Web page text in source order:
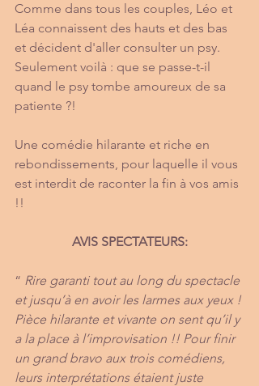
Comme dans tous les couples, Léo et
Léa connaissent des hauts et des bas
et décident d'aller consulter un psy.
Seulement voilà : que se passe-t-il
quand le psy tombe amoureux de sa
patiente ?!
Une comédie hilarante et riche en
rebondissements, pour laquelle il vous
est interdit de raconter la fin à vos amis
!!
AVIS SPECTATEURS:
“ Rire garanti tout au long du spectacle
et jusqu’à en avoir les larmes aux yeux !
Pièce hilarante et vivante on sent qu’il y
a la place à l’improvisation !! Pour finir
un grand bravo aux trois comédiens,
leurs interprétations étaient juste